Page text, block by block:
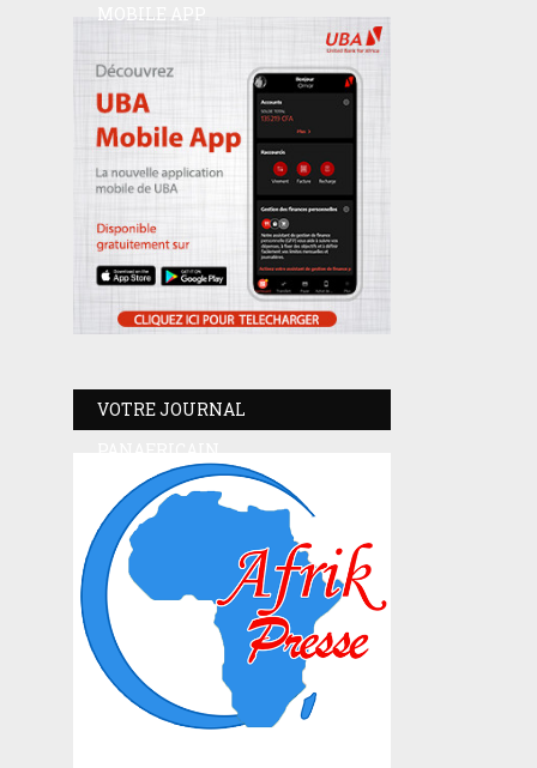
MOBILE APP
VOTRE JOURNAL